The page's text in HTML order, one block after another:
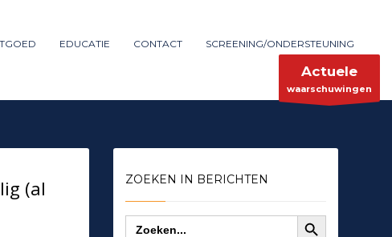
×
Mon-Fri 9:00AM - 6:00AM
EDUCATIE CONTACT SCREENING/ONDERSTEUNING
Actuele
waarschuwingen
(al
ZOEKEN IN BERICHTEN
Zoek
naar:
Zoekknop